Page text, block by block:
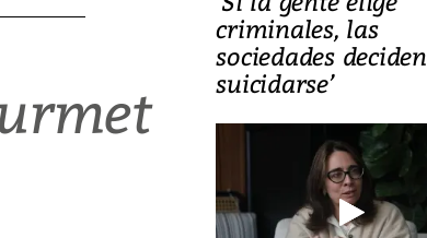
criminales, las
sociedades deciden
suicidarse’